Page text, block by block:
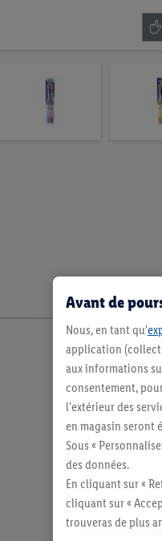
Avant de
Nous, en tant qu'
application
aux informations
consentement,
l'extérieur des
en magasin seront
Sous «
des données.
En cliquant sur «
cliquant sur «
trouveras de plus